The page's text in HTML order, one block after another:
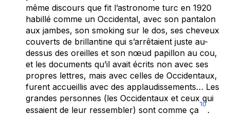
même discours que fit l’astronome turc en 1920
habillé comme un Occidental, avec son pantalon
aux jambes, son smoking sur le dos, ses cheveux
couverts de brillantine qui s’arrêtaient juste au-
dessus des oreilles et son nœud papillon au cou,
et les documents qu’il avait écrits non avec ses
propres lettres, mais avec celles de Occidentaux,
furent accueillis avec des applaudissements… Les
grandes personnes (les Occidentaux et ceux qui
essaient de leur ressembler) sont comme ça
10
.